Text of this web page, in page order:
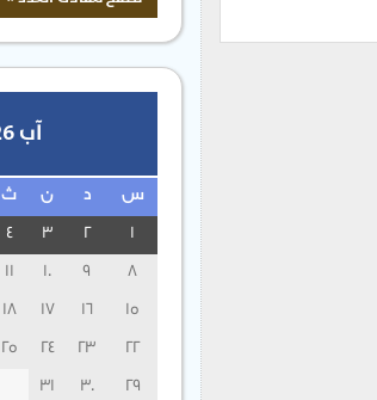
آب 2026
س د ن ث
1
2
3
4
8
9
10
11
15
16
17
18
22
23
24
25
29
30
31